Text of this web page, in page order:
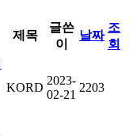
제목
글쓴
이
날짜
조
회
KORD
2023-
02-21
2203